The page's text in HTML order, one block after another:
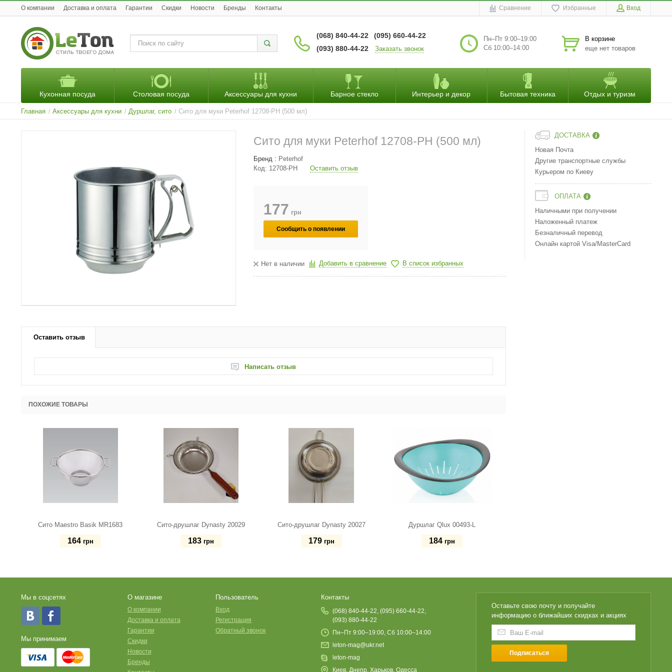
O компании Доставка и оплата Гарантии Скидки Новости Бренды Контакты Сравнение Избранные Вход
(068) 840-44-22
(095) 660-44-22
(093) 880-44-22
Заказать звонок
Пн–Пт 9:00–19:00
Сб 10:00–14:00
В корзине
еще нет товаров
Кухонная посуда Столовая посуда Аксессуары для кухни Барное стекло Интерьер и декор Бытовая техника Отдых и туризм
Главная / Аксессуары для кухни / Дуршлаг, сито / Сито для муки Peterhof 12708-PH (500 мл)
ДОСТАВКА
Новая Почта
Другие транспортные службы
Курьером по Киеву
ОПЛАТА
Наличными при получении
Наложенный платеж
Безналичный перевод
Онлайн картой Visa/MasterCard
Сито для муки Peterhof 12708-PH (500 мл)
Бренд : Peterhof
Код: 12708-PH Оставить отзыв
177 грн
Сообщить о появлении
Нет в наличии Добавить в сравнение В список избранных
Оставить отзыв
Написать отзыв
ПОХОЖИЕ ТОВАРЫ
Сито Maestro Basik MR1683
164 грн
Сито-друшлаг Dynasty 20029
183 грн
Сито-друшлаг Dynasty 20027
179 грн
Дуршлаг Qlux 00493-L
184 грн
Мы в соцсетях
Мы принимаем
О магазине
O компании
Доставка и оплата
Гарантии
Скидки
Новости
Бренды
Пользователь
Вход
Регистрация
Обратный звонок
Контакты
(068) 840-44-22, (095) 660-44-22,
(093) 880-44-22
Пн–Пт 9:00–19:00, Сб 10:00–14:00
leton-mag@ukr.net
leton-mag
Киев, Днепр, Харьков, Одесса
Оставьте свою почту и получайте
информацию о ближайших скидках и акциях
Подписаться